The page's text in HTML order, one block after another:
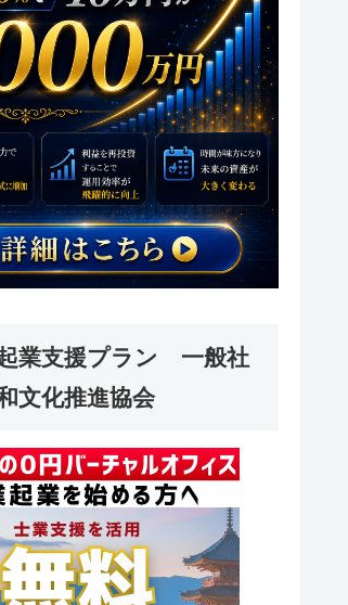
業支援プラン 一般社
文化推進協会